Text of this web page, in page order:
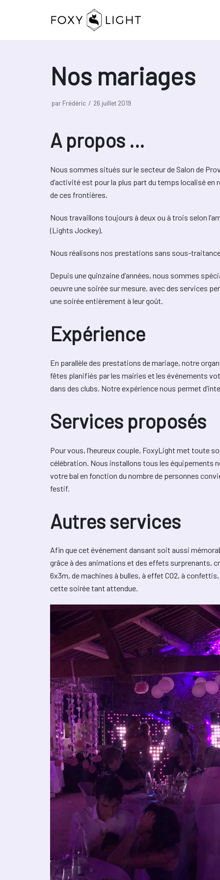
Nos mariages
par Frédéric 26 juillet 2019
A propos …
Nous sommes situés sur le secteur de Salon de
d’activité est pour la plus part du temps localisé en
de ces frontières.
Nous travaillons toujours à deux ou à trois selon
(Lights Jockey).
Nous réalisons nos prestations sans sous-
Depuis une quinzaine d’années, nous sommes
oeuvre une soirée sur mesure, avec des services
une soirée entièrement à leur goût.
Expérience
En parallèle des prestations de mariage, notre
fêtes planifiés par les mairies et les événements
dans des clubs. Notre expérience nous permet
Services proposés
Pour vous, l’heureux couple, FoxyLight met toute
célébration. Nous installons tous les équipements
votre bal en fonction du nombre de personnes
festif.
Autres services
Afin que cet événement dansant soit aussi
grâce à des animations et des effets surprenants,
6x3m, de machines à bulles, à effet CO2, à
cette soirée tant attendue.